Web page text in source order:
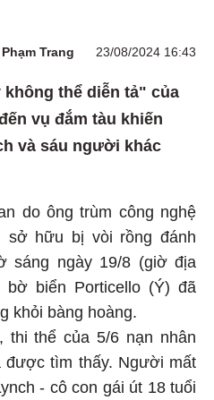
Phạm Trang 23/08/2024 16:43
thể diễn tả" của
vụ đắm tàu khiến
và sáu người khác
do ông trùm công nghệ
sở hữu bị vòi rồng đánh
sáng ngày 19/8 (giờ địa
biển Porticello (Ý) đã
khỏi bàng hoàng.
thi thể của 5/6 nạn nhân
được tìm thấy. Người mất
- cô con gái út 18 tuổi